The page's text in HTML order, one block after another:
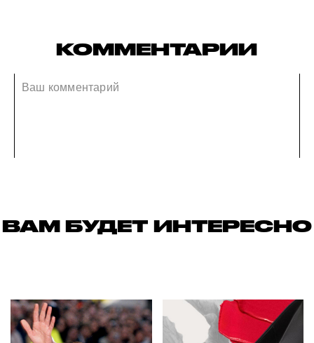
КОММЕНТАРИИ
ВАМ БУДЕТ ИНТЕРЕСНО